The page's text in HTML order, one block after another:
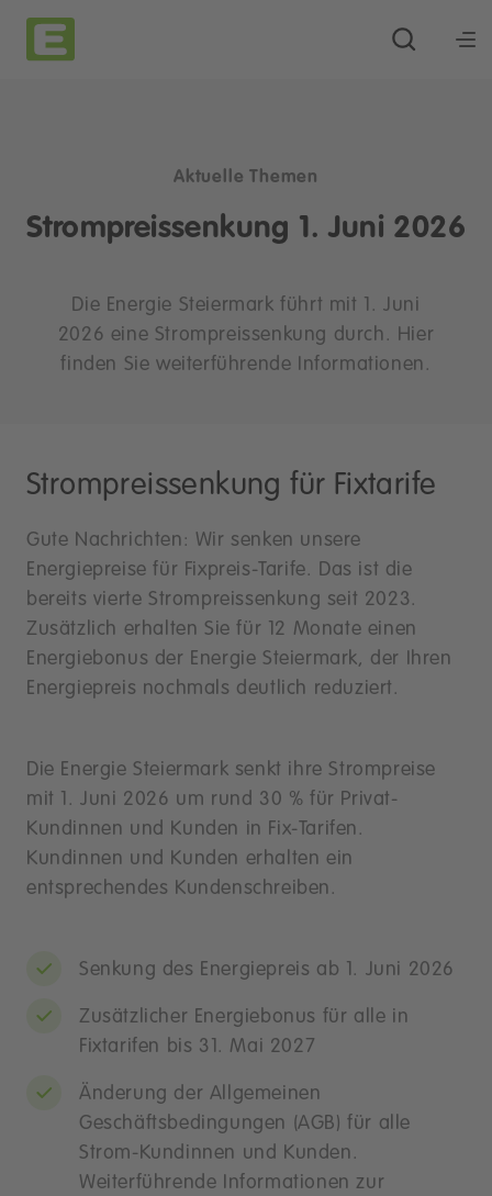
Aktuelle Themen
Strompreissenkung 1. Juni 2026
Die Energie Steiermark führt mit 1. Juni
2026 eine Strompreissenkung durch. Hier
finden Sie weiterführende Informationen.
Strompreissenkung für Fixtarife
Gute Nachrichten: Wir senken unsere
Energiepreise für Fixpreis-Tarife. Das ist die
bereits vierte Strompreissenkung seit 2023.
Zusätzlich erhalten Sie für 12 Monate einen
Energiebonus der Energie Steiermark, der Ihren
Energiepreis nochmals deutlich reduziert.
Die Energie Steiermark senkt ihre Strompreise
mit 1. Juni 2026 um rund 30 % für Privat-
Kundinnen und Kunden in Fix-Tarifen.
Kundinnen und Kunden erhalten ein
entsprechendes Kundenschreiben.
Senkung des Energiepreis ab 1. Juni 2026
Zusätzlicher Energiebonus für alle in
Fixtarifen bis 31. Mai 2027
Änderung der Allgemeinen
Geschäftsbedingungen (AGB) für alle
Strom-Kundinnen und Kunden.
Weiterführende Informationen zur